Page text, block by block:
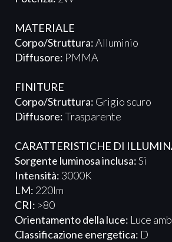
MATERIALE
Corpo/Struttura:Alluminio
Diffusore: PMMA
FINITURE
Corpo/Struttura: Grigio scuro
Diffusore:Trasparente
CARATTERISTICHE DI
Sorgente luminosa inclusa:Si
Intensità: 3000K
LM: 220lm
CRI: >80
Orientamento della luce: Luce
Classificazione energetica: D